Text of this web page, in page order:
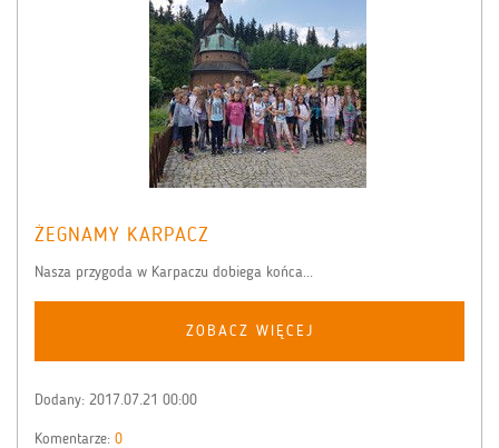
ŻEGNAMY KARPACZ
Nasza przygoda w Karpaczu dobiega końca...
ZOBACZ WIĘCEJ
Dodany: 2017.07.21 00:00
Komentarze: 0